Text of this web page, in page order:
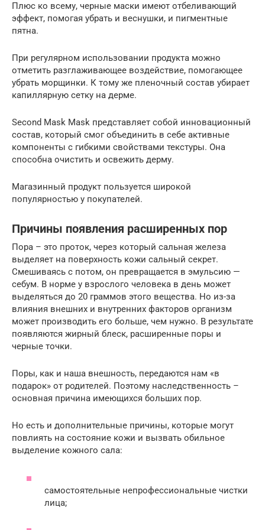
Плюс ко всему, черные маски имеют отбеливающий
эффект, помогая убрать и веснушки, и пигментные
пятна.
При регулярном использовании продукта можно
отметить разглаживающее воздействие, помогающее
убрать морщинки. К тому же пленочный состав убирает
капиллярную сетку на дерме.
Second Mask Mask представляет собой инновационный
состав, который смог объединить в себе активные
компоненты с гибкими свойствами текстуры. Она
способна очистить и освежить дерму.
Магазинный продукт пользуется широкой
популярностью у покупателей.
Причины появления расширенных пор
Пора – это проток, через который сальная железа
выделяет на поверхность кожи сальный секрет.
Смешиваясь с потом, он превращается в эмульсию —
себум. В норме у взрослого человека в день может
выделяться до 20 граммов этого вещества. Но из-за
влияния внешних и внутренних факторов организм
может производить его больше, чем нужно. В результате
появляются жирный блеск, расширенные поры и
черные точки.
Поры, как и наша внешность, передаются нам «в
подарок» от родителей. Поэтому наследственность –
основная причина имеющихся больших пор.
Но есть и дополнительные причины, которые могут
повлиять на состояние кожи и вызвать обильное
выделение кожного сала:
самостоятельные непрофессиональные чистки
лица;